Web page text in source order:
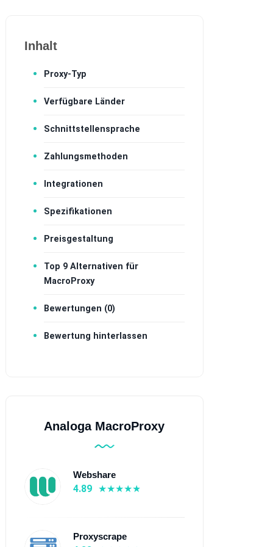
Inhalt
Proxy-Typ
Verfügbare Länder
Schnittstellensprache
Zahlungsmethoden
Integrationen
Spezifikationen
Preisgestaltung
Top 9 Alternativen für
MacroProxy
Bewertungen (0)
Bewertung hinterlassen
Analoga MacroProxy
Webshare
4.89
Proxyscrape